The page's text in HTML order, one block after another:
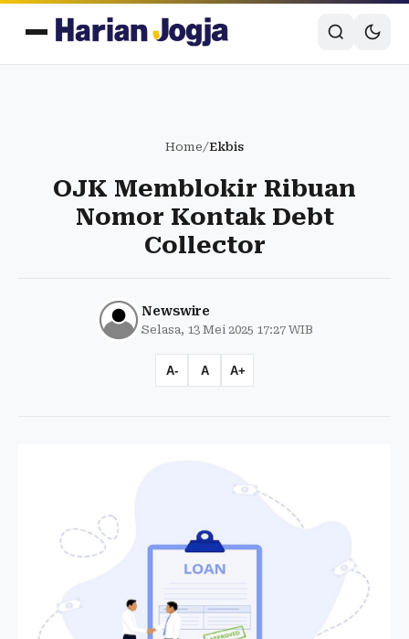
Home/Ekbis
OJK Memblokir Ribuan
Nomor Kontak Debt
Collector
Newswire
Selasa, 13 Mei 2025 17:27 WIB
A- A A+